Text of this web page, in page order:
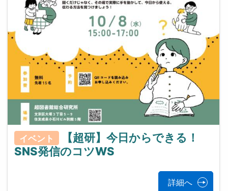
イベント
【超研】今日からできる！
SNS発信のコツWS
詳細へ